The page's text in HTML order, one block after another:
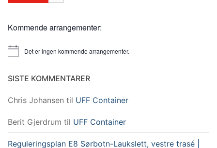
Kommende arrangementer:
MerknadDet er ingen kommende arrangementer.
SISTE KOMMENTARER
Chris Johansen til UFF Container
Berit Gjerdrum til UFF Container
Reguleringsplan E8 Sørbotn-Laukslett, vestre trasé |